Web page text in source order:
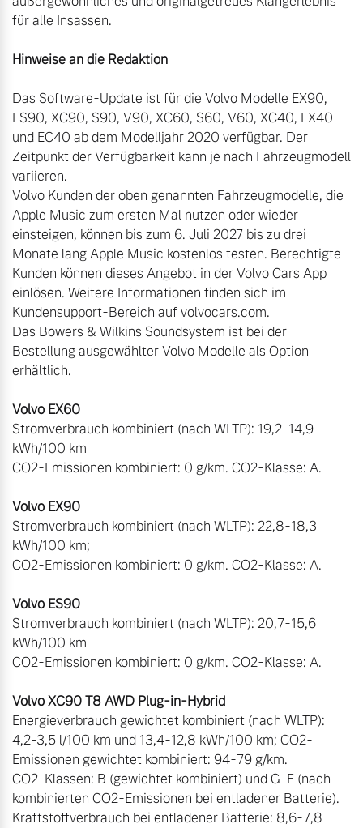
für alle Insassen.
Das Software-Update ist für die Volvo Modelle EX90,
ES90, XC90, S90, V90, XC60, S60, V60, XC40, EX40
und EC40 ab dem Modelljahr 2020 verfügbar. Der
Zeitpunkt der Verfügbarkeit kann je nach Fahrzeugmodell
variieren.
Volvo Kunden der oben genannten Fahrzeugmodelle, die
Apple Music zum ersten Mal nutzen oder wieder
einsteigen, können bis zum 6. Juli 2027 bis zu drei
Monate lang Apple Music kostenlos testen. Berechtigte
Kunden können dieses Angebot in der Volvo Cars App
einlösen. Weitere Informationen finden sich im
Kundensupport-Bereich auf volvocars.com.
Das Bowers & Wilkins Soundsystem ist bei der
Bestellung ausgewählter Volvo Modelle als Option
erhältlich.
Stromverbrauch kombiniert (nach WLTP): 19,2-14,9
kWh/100 km
CO2-Emissionen kombiniert: 0 g/km. CO2-Klasse: A.
Stromverbrauch kombiniert (nach WLTP): 22,8-18,3
kWh/100 km;
CO2-Emissionen kombiniert: 0 g/km. CO2-Klasse: A.
Stromverbrauch kombiniert (nach WLTP): 20,7-15,6
kWh/100 km
CO2-Emissionen kombiniert: 0 g/km. CO2-Klasse: A.
Energieverbrauch gewichtet kombiniert (nach WLTP):
4,2-3,5 l/100 km und 13,4-12,8 kWh/100 km; CO2-
Emissionen gewichtet kombiniert: 94-79 g/km.
CO2-Klassen: B (gewichtet kombiniert) und G-F (nach
kombinierten CO2-Emissionen bei entladener Batterie).
Kraftstoffverbrauch bei entladener Batterie: 8,6-7,8